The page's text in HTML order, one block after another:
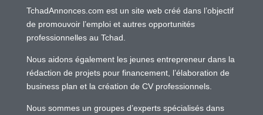
TchadAnnonces.com est un site web créé dans l’objectif
de promouvoir l’emploi et autres opportunités
professionnelles au Tchad.
Nous aidons également les jeunes entrepreneur dans la
rédaction de projets pour financement, l’élaboration de
business plan et la création de CV professionnels.
Nous sommes un groupes d’experts spécialisés dans